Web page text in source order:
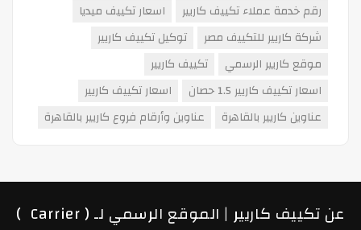
رقم خدمة عملاء تكييف كاريير
اسعار تكييف ميديا
شركة كاريير للتكييف مصر
توكيل تكييف كاريير
موقع كاريير الرسمي
تكييف كاريير
اسعار تكييف كاريير 1.5 حصان
اسعار تكييف كاريير
عناوين كاريير بالقاهرة
عناوين وأرقام فروع كاريير بالقاهرة
عن تكييف كاريير | الموقع الرسمي لـ ( Carrier )